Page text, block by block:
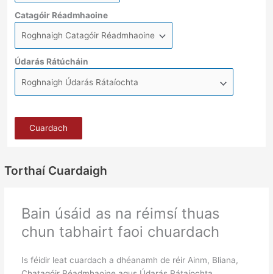
Catagóir Réadmhaoine
Údarás Rátúcháin
Cuardach
Torthaí Cuardaigh
Bain úsáid as na réimsí thuas
chun tabhairt faoi chuardach
Is féidir leat cuardach a dhéanamh de réir Ainm, Bliana,